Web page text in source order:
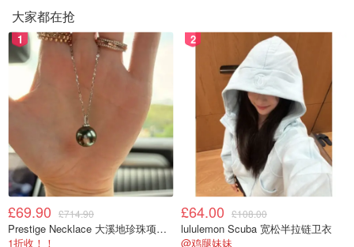
大家都在抢
1
£69.90 £714.90
Prestige Necklace 大溪地珍珠项链 10-11mm
1折收！！
2
£64.00 £108.00
lululemon Scuba 宽松半拉链卫衣
@鸡腿妹妹